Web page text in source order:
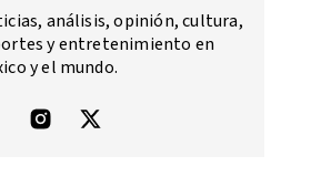
análisis, opinión, cultura,
y entretenimiento en
y el mundo.